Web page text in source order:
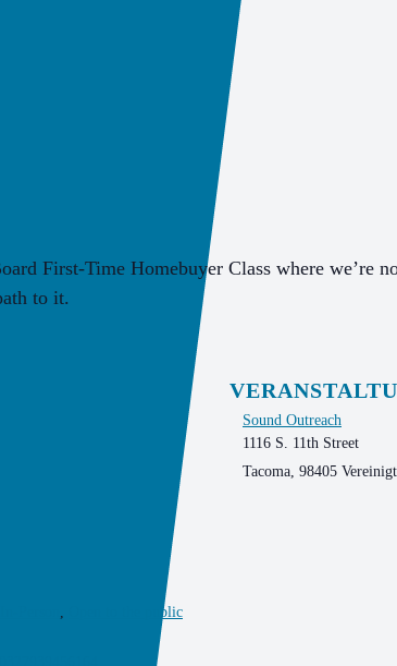
First-Time Homebuyer Class where we’re
to it.
,
Open to the public
Sound Outreach
1116 S. 11th Street
Tacoma, 98405